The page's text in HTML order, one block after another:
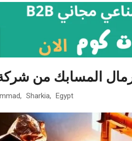
المسابك من
, Sharkia, Egypt